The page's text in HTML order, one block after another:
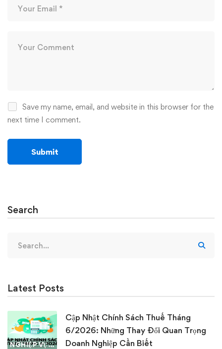
Save my name, email, and website in this browser for the
next time I comment.
Search
for:
Latest Posts
NGHIỆP VỤ KẾ TOÁN & THUẾ
Cập Nhật Chính Sách Thuế Tháng
6/2026: Những Thay Đổi Quan Trọng
Doanh Nghiệp Cần Biết